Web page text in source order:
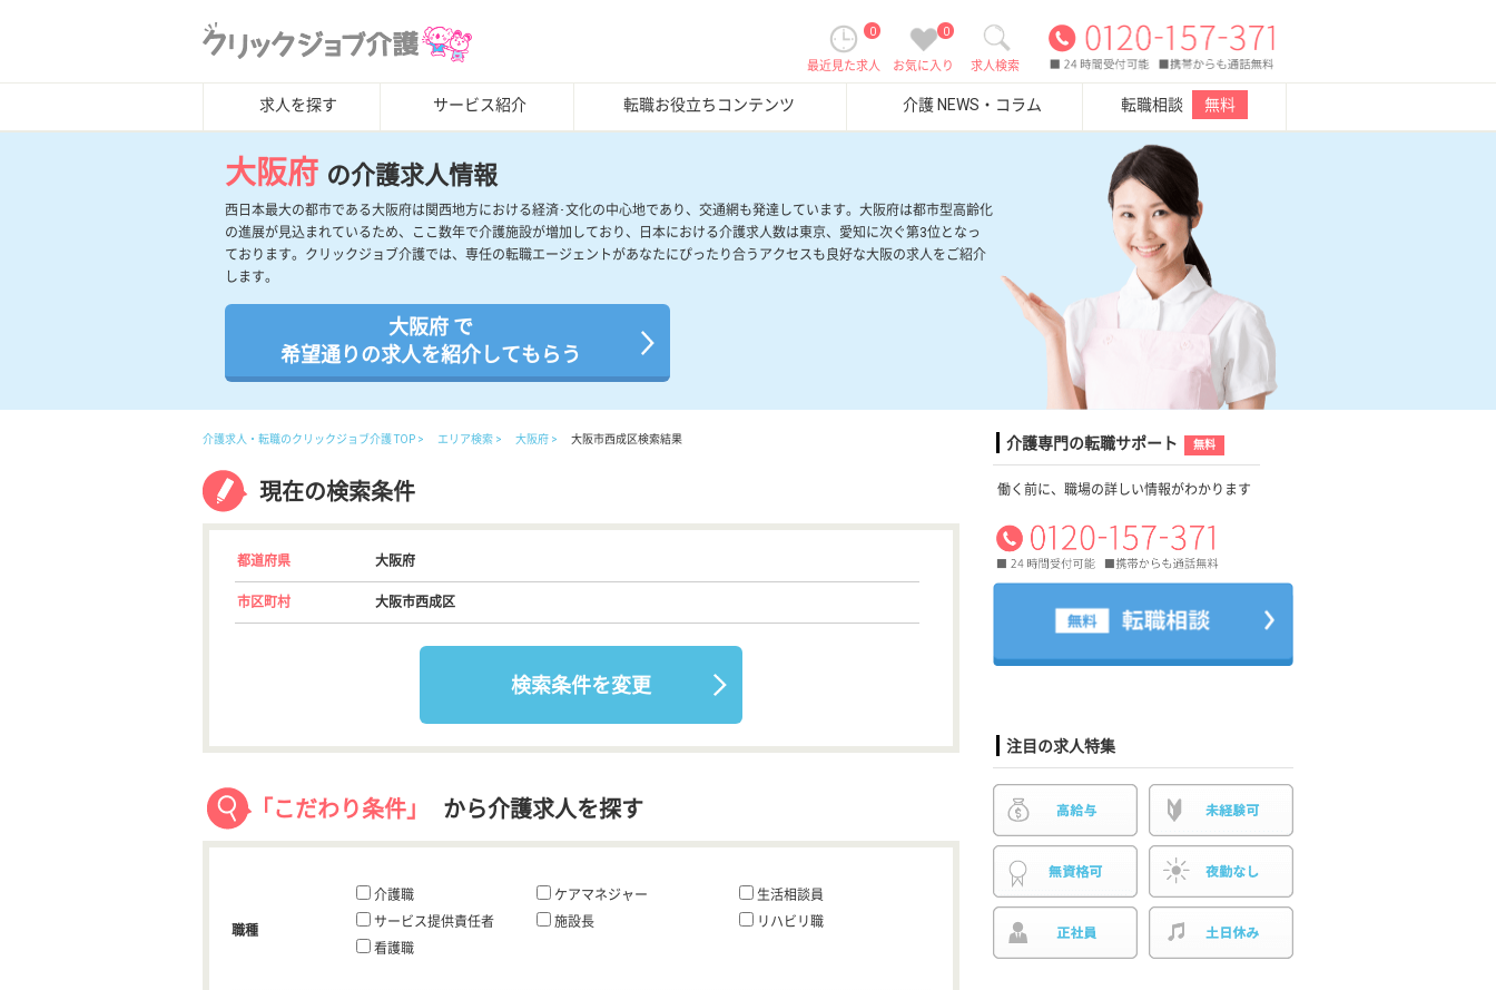
求人検索
0
お気に入り
0
最近見た求人
求人を探す サービス紹介 転職お役立ちコンテンツ 介護 NEWS・コラム 転職相談 無料
大阪府 の介護求人情報
西日本最大の都市である大阪府は関西地方における経済･文化の中心地であり、交通網も発達しています。大阪府は都市型高齢化
の進展が見込まれているため、ここ数年で介護施設が増加しており、日本における介護求人数は東京、愛知に次ぐ第3位となっ
ております。クリックジョブ介護では、専任の転職エージェントがあなたにぴったり合うアクセスも良好な大阪の求人をご紹介
します。
大阪府 で
希望通りの求人を紹介してもらう
介護求人・転職のクリックジョブ介護 TOP エリア検索 大阪府 大阪市西成区検索結果
現在の検索条件
都道府県 大阪府
市区町村 大阪市西成区
検索条件を変更
「こだわり条件」 から介護求人を探す
職種
介護職 ケアマネジャー
生活相談員
サービス提供責任者
施設長
リハビリ職
看護職
介護専門の転職サポート 無料
働く前に、職場の詳しい情報がわかります
注目の求人特集